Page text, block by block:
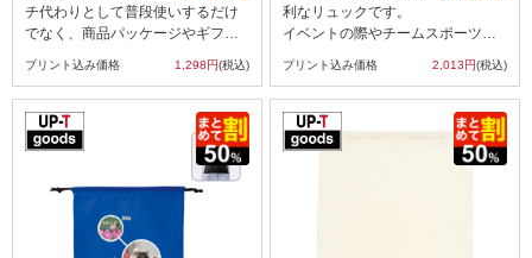
チ代わりとして普段使いするだけ
でなく、商品パッケージやギフト
包装としてもおすすめです。
もらった後も、その人に合った用
途でお使い頂けます。
サイズ違いでLサイズもご用意。デ
ザインにこだわってオリジナル巾
着を作成することが出来ます。
プリント込み価格 1,298円(税込)
利なリュックです。
イベントの際やチームスポーツで
お揃いのデザインをして楽しむこ
とおススメです。
プリント込み価格 2,013円(税込)